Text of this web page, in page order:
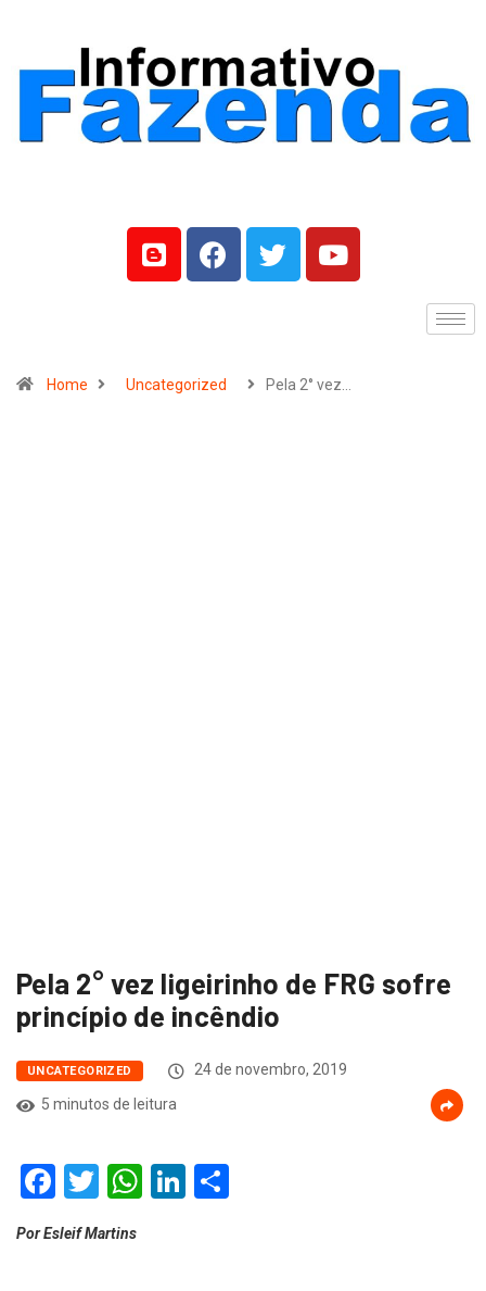
Home Uncategorized Pela 2° vez…
Pela 2° vez ligeirinho de FRG sofre
princípio de incêndio
UNCATEGORIZED
24 de novembro, 2019
5 minutos de leitura
Facebook
Twitter
WhatsApp
LinkedIn
Por Esleif Martins